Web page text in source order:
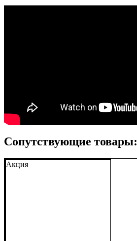
Сопутствующие товары:
Акция